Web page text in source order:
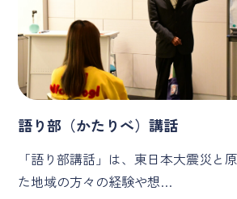
語り部（かたりべ）講話
「語り部講話」は、東日本大震災と
た地域の方々の経験や想…